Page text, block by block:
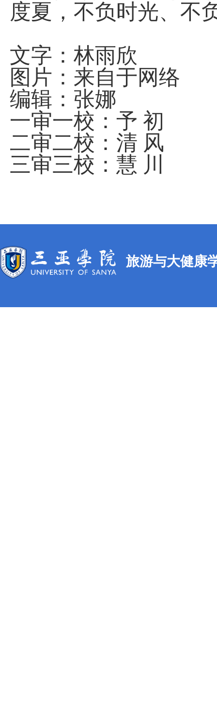
度夏，不负时光、不
文字：林雨欣
图片：来自于网络
编辑：张娜
一审一校：予 初
二审二校：清 风
三审三校：慧 川
旅游与大健康